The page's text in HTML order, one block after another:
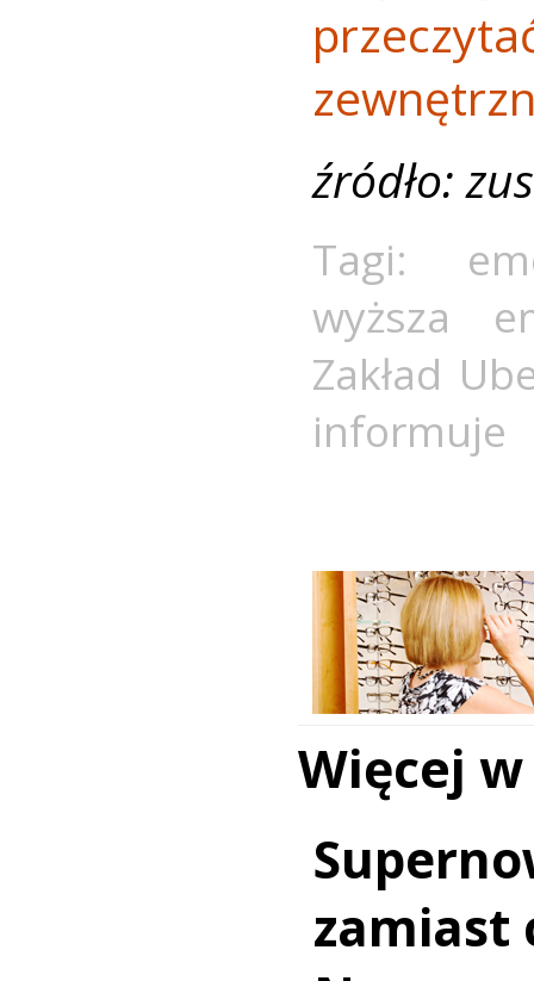
źródło:
Tagi:
wyższa
Zakład
informuje
Więcej
zamiast